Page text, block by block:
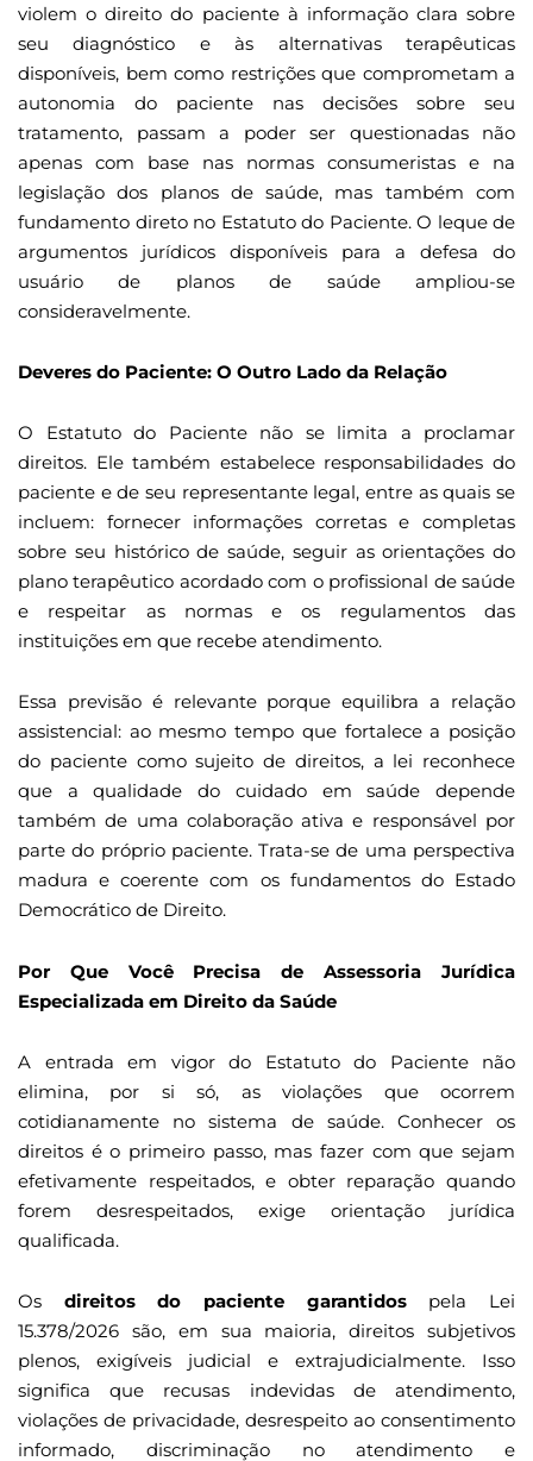
violem o direito do paciente à informação clara sobre
seu diagnóstico e às alternativas terapêuticas
disponíveis, bem como restrições que comprometam a
autonomia do paciente nas decisões sobre seu
tratamento, passam a poder ser questionadas não
apenas com base nas normas consumeristas e na
legislação dos planos de saúde, mas também com
fundamento direto no Estatuto do Paciente. O leque de
argumentos jurídicos disponíveis para a defesa do
usuário de planos de saúde ampliou-se
consideravelmente.
Deveres do Paciente: O Outro Lado da Relação
O Estatuto do Paciente não se limita a proclamar
direitos. Ele também estabelece responsabilidades do
paciente e de seu representante legal, entre as quais se
incluem: fornecer informações corretas e completas
sobre seu histórico de saúde, seguir as orientações do
plano terapêutico acordado com o profissional de saúde
e respeitar as normas e os regulamentos das
instituições em que recebe atendimento.
Essa previsão é relevante porque equilibra a relação
assistencial: ao mesmo tempo que fortalece a posição
do paciente como sujeito de direitos, a lei reconhece
que a qualidade do cuidado em saúde depende
também de uma colaboração ativa e responsável por
parte do próprio paciente. Trata-se de uma perspectiva
madura e coerente com os fundamentos do Estado
Democrático de Direito.
Por Que Você Precisa de Assessoria Jurídica
Especializada em Direito da Saúde
A entrada em vigor do Estatuto do Paciente não
elimina, por si só, as violações que ocorrem
cotidianamente no sistema de saúde. Conhecer os
direitos é o primeiro passo, mas fazer com que sejam
efetivamente respeitados, e obter reparação quando
forem desrespeitados, exige orientação jurídica
qualificada.
Os direitos do paciente garantidospela Lei
15.378/2026 são, em sua maioria, direitos subjetivos
plenos, exigíveis judicial e extrajudicialmente. Isso
significa que recusas indevidas de atendimento,
violações de privacidade, desrespeito ao consentimento
informado, discriminação no atendimento e